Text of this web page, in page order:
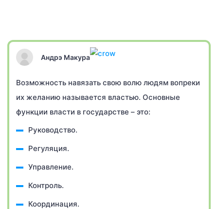
Андрэ Макура
Возможность навязать свою волю людям вопреки
их желанию называется властью. Основные
функции власти в государстве – это:
Руководство.
Регуляция.
Управление.
Контроль.
Координация.